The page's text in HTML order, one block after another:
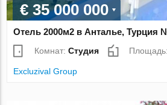
€ 35 000 000
Отель 2000м2 в Анталье, Турция
Комнат:Студия
Excluzival Group